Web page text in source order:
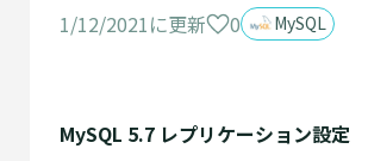
1/12/2021に更新
0 MySQL
MySQL 5.7 レプリケーション設定